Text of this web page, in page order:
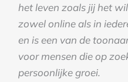
het leven zoals jij het
zowel online als in
en is een van de
voor mensen die op
persoonlijke groei.